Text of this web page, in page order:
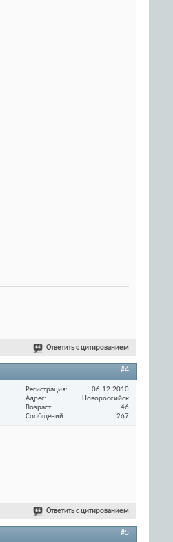
Ответить с цитированием
#4
Регистрация
06.12.2010
Адрес
Новороссийск
Возраст
46
Сообщений
267
Ответить с цитированием
#5